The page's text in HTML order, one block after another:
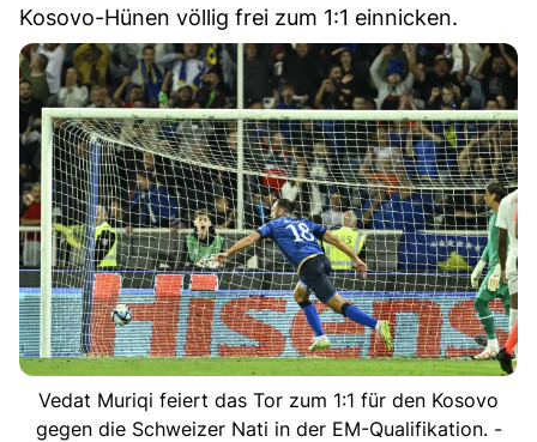
Kosovo-Hünen völlig frei zum 1:1 einnicken.
Vedat Muriqi feiert das Tor zum 1:1 für den Kosovo
gegen die Schweizer Nati in der EM-Qualifikation. -